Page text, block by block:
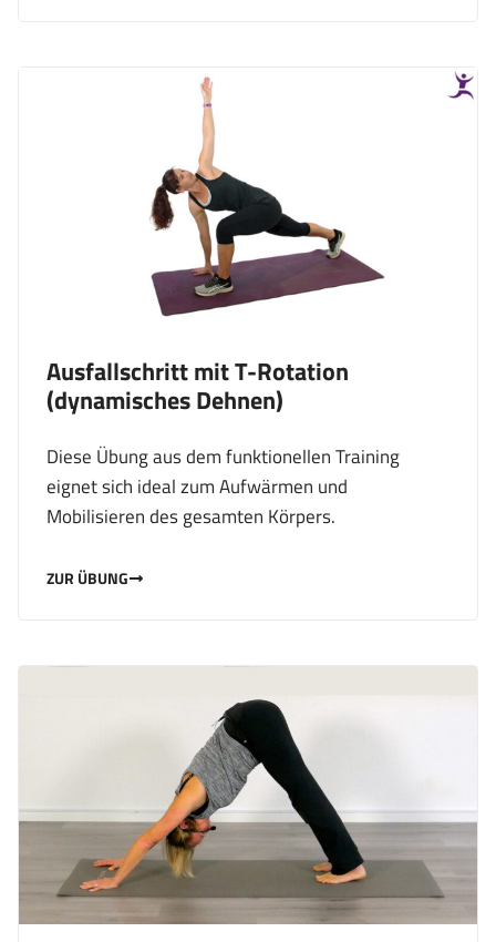
Ausfallschritt mit T-Rotation
(dynamisches Dehnen)
Diese Übung aus dem funktionellen Training
eignet sich ideal zum Aufwärmen und
Mobilisieren des gesamten Körpers.
ZUR ÜBUNG